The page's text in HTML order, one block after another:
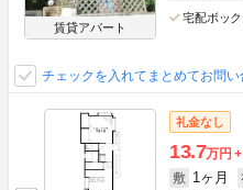
賃貸アパート
宅配ボック
チェックを入れてまとめてお問い
礼金なし
13.7万円
敷 1ヶ月